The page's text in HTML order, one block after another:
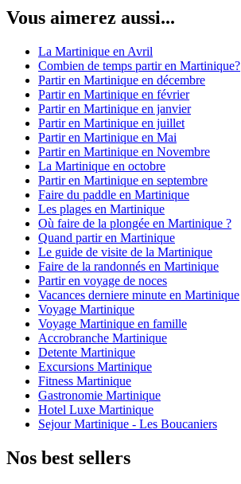
Vous aimerez aussi...
La Martinique en Avril
Combien de temps partir en Martinique?
Partir en Martinique en décembre
Partir en Martinique en février
Partir en Martinique en janvier
Partir en Martinique en juillet
Partir en Martinique en Mai
Partir en Martinique en Novembre
La Martinique en octobre
Partir en Martinique en septembre
Faire du paddle en Martinique
Les plages en Martinique
Où faire de la plongée en Martinique ?
Quand partir en Martinique
Le guide de visite de la Martinique
Faire de la randonnés en Martinique
Partir en voyage de noces
Vacances derniere minute en Martinique
Voyage Martinique
Voyage Martinique en famille
Accrobranche Martinique
Detente Martinique
Excursions Martinique
Fitness Martinique
Gastronomie Martinique
Hotel Luxe Martinique
Sejour Martinique - Les Boucaniers
Nos best sellers